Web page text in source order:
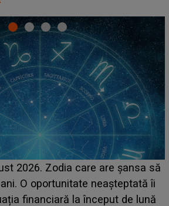
prima zi. Cine sunt artiștii
și de la ce ore au loc cele mai
scena principală?